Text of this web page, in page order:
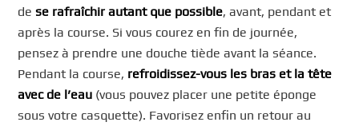
dese rafraîchir autant que possible, avant, pendant et
après la course. Si vous courez en fin de journée,
pensez à prendre une douche tiède avant la séance.
Pendant la course, refroidissez-vous les bras et la tête
avec de l’eau (vous pouvez placer une petite éponge
sous votre casquette). Favorisez enfin un retour au